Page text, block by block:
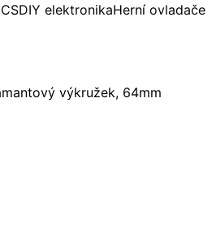
DIY elektronikaHerní ovladače
výkružek, 64mm